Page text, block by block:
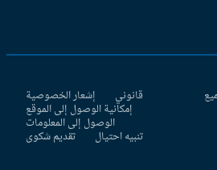
قانوني إشعار الخصوصية
إمكانية الوصول إلى الموقع
الوصول إلى المعلومات
تنبيه احتيال تقديم شكوى